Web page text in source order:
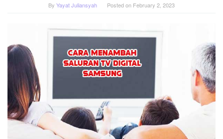
By Yayat Juliansyah Posted on February 2, 2023